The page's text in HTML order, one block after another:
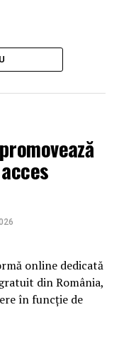
online dedicată
din România,
în funcție de